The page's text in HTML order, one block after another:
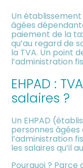
Construire
Être prêt pour
Investir dans la
Un
âgées
paiement de la
qu’au regard de
la TVA. Un point
l’administration
EHPAD :
salaires ?
Un EHPAD
personnes
l’administration
les salaires qu’il
Pourquoi ? Parce